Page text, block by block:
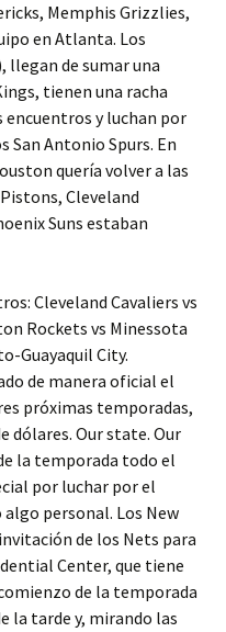
Memphis Grizzlies,
en Atlanta. Los
llegan de sumar una
tienen una racha
encuentros y luchan por
San Antonio Spurs. En
quería volver a las
Cleveland
Suns estaban
Cleveland Cavaliers vs
Rockets vs Minessota
Guayaquil City.
de manera oficial el
próximas temporadas,
dólares. Our state. Our
la temporada todo el
por luchar por el
personal. Los New
de los Nets para
Center, que tiene
de la temporada
la tarde y, mirando las